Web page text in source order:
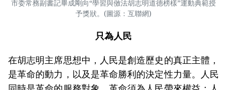
市委常務副書記畢成剛向“學習與傚法胡志明道德榜樣”運動典範授
予獎狀。(圖源：互聯網)
只為人民
在胡志明主席思想中，人民是創造歷史的真正主體，
是革命的動力，以及是革命勝利的決定性力量。人民